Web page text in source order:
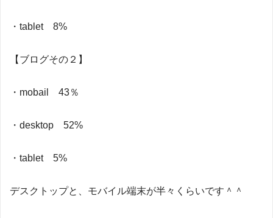
・tablet 8%
【ブログその２】
・mobail 43％
・desktop 52%
・tablet 5%
デスクトップと、モバイル端末が半々くらいです＾＾